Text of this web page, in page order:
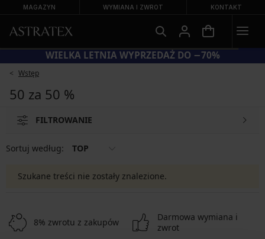
MAGAZYN WYMIANA I ZWROT KONTAKT
WIELKA LETNIA WYPRZEDAŻ DO −70%
Wstęp
50 za 50 %
FILTROWANIE
Sortuj według: TOP
Szukane treści nie zostały znalezione.
8% zwrotu z zakupów
Darmowa wymiana i
zwrot